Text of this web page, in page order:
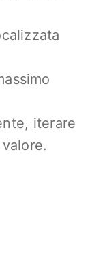
iterare